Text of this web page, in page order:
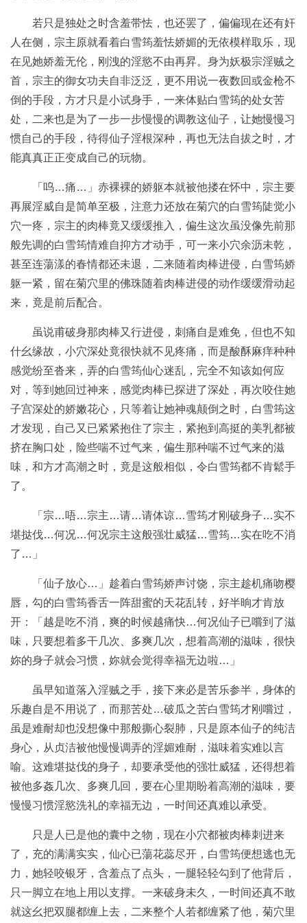
若只是独处之时含羞带怯，也还罢了，偏偏现在还有奸
人在侧，宗主原就看着白雪筠羞怯娇媚的无依模样取乐，现
在见她娇羞无伦，刚洩的淫慾不由再昇。身为妖极宗淫贼之
首，宗主的御女功夫自非泛泛，更不用说一夜数回或金枪不
倒的手段，方才只是小试身手，一来体贴白雪筠的处女苦
处，二来也是为了一步一步慢慢的调教这仙子，让她慢慢习
惯自己的手段，待得仙子淫根深种，再也无法自拔之时，才
能真真正正变成自己的玩物。
「呜…痛…」赤裸裸的娇躯本就被他搂在怀中，宗主要
再展淫威自是简单至极，注意力还放在菊穴的白雪筠陡觉小
穴一疼，宗主的肉棒竟又缓缓推入，偏生这次虽没像先前那
般先调的白雪筠情难自抑方才动手，可一来小穴余沥未乾，
甚至连蕩漾的春情都还未退，二来随着肉棒进侵，白雪筠娇
躯一紧，留在菊穴里的佛珠随着肉棒进侵的动作缓缓滑动起
来，竟是前后配合。
虽说甫破身那肉棒又行进侵，刺痛自是难免，但也不知
什幺缘故，小穴深处竟很快就不见疼痛，而是酸酥麻痒种种
感觉纷至沓来，弄的白雪筠仙心迷乱，完全不知该如何应
对，等到她回过神来，感觉肉棒已探进了深处，再次咬住她
子宫深处的娇嫩花心，只等着让她神魂颠倒之时，白雪筠这
才发现，自己又已紧紧抱住了宗主，紧抱到高挺的美乳都被
挤在胸口处，险些喘不过气来，偏生那种喘不过气来的滋
味，和方才高潮之时，竟是这般相似，令白雪筠都不肯鬆手
了。
「宗…唔…宗主…请…请体谅…雪筠才刚破身子…实不
堪挞伐…何况…何况宗主这般强壮威猛…雪筠…实在吃不消
了…」
「仙子放心…」趁着白雪筠娇声讨饶，宗主趁机痛吻樱
唇，勾的白雪筠香舌一阵甜蜜的天花乱转，好半晌才肯放
开：「越是吃不消，爽的时候越痛快…何况仙子已嚐到了滋
味，只要想着多干几次、多爽几次，想着高潮的滋味，很快
妳的身子就会习惯，妳就会觉得幸福无边啦…」
虽早知道落入淫贼之手，接下来必是苦乐参半，身体的
乐趣自是不用说了，而那苦处…破瓜之苦白雪筠才刚嚐过，
虽是难耐却也没想像中那般撕心裂肺，只是原本仙子的纯洁
身心，从贞洁被他慢慢调弄的淫媚难耐，滋味着实难以言
喻。这难堪挞伐的身子，却要承受他的强壮威猛，还得想着
被他多姦几次、多爽几回，要在心里期盼着高潮的滋味，要
慢慢习惯淫慾洗礼的幸福无边，一时间还真难以承受。
只是人已是他的囊中之物，现在小穴都被肉棒刺进来
了，充的满满实实，仙心已蕩花蕊尽开，白雪筠便想逃也无
力，她轻咬银牙，含羞点了点头，一腿轻轻勾到了他背后，
只一脚立在地上用以支撑。一来破身未久，一时间还真不敢
就这幺把双腿都缠上去，二来整个人若都缠紧了他，菊穴里